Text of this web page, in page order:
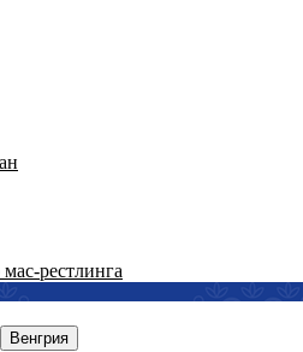
рестлинга
Венгрия